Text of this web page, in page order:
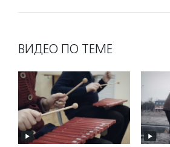
ВИДЕО ПО ТЕМЕ